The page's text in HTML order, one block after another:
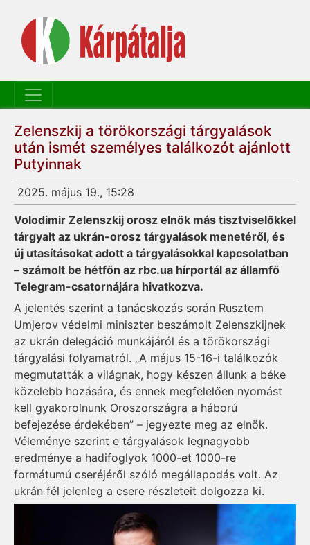
Zelenszkij a törökországi tárgyalások
után ismét személyes találkozót ajánlott
Putyinnak
2025. május 19., 15:28
Volodimir Zelenszkij orosz elnök más tisztviselőkkel
tárgyalt az ukrán-orosz tárgyalások menetéről, és
új utasításokat adott a tárgyalásokkal kapcsolatban
– számolt be hétfőn az rbc.ua hírportál az államfő
Telegram-csatornájára hivatkozva.
A jelentés szerint a tanácskozás során Rusztem
Umjerov védelmi miniszter beszámolt Zelenszkijnek
az ukrán delegáció munkájáról és a törökországi
tárgyalási folyamatról. „A május 15-16-i találkozók
megmutatták a világnak, hogy készen állunk a béke
közelebb hozására, és ennek megfelelően nyomást
kell gyakorolnunk Oroszországra a háború
befejezése érdekében” – jegyezte meg az elnök.
Véleménye szerint e tárgyalások legnagyobb
eredménye a hadifoglyok 1000-et 1000-re
formátumú cseréjéről szóló megállapodás volt. Az
ukrán fél jelenleg a csere részleteit dolgozza ki.